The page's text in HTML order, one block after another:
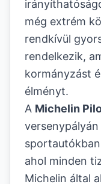
még extrém
rendkívül
rendelkezik,
kormányzást
élményt.
A Michelin
ahol minden
Michelin által